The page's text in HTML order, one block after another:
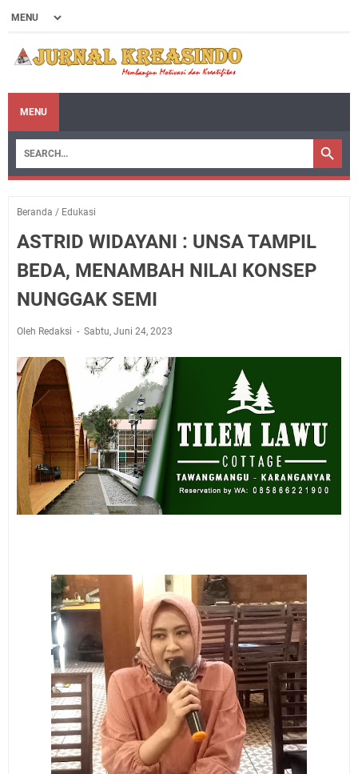
MENU
Beranda / Edukasi
ASTRID WIDAYANI : UNSA TAMPIL
BEDA, MENAMBAH NILAI KONSEP
NUNGGAK SEMI
Oleh Redaksi Sabtu, Juni 24, 2023